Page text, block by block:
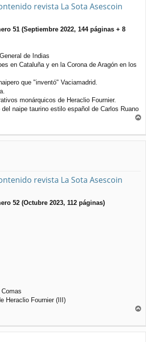
revista La Sota Asescoin
51 (Septiembre 2022, 144 páginas + 8
de Indias
en Cataluña y en la Corona de Aragón en los
que "inventó" Vaciamadrid.
monárquicos de Heraclio Fournier.
naipe taurino estilo español de Carlos Ruano
r
i
revista La Sota Asescoin
52 (Octubre 2023, 112 páginas)
Heraclio Fournier (III)
i